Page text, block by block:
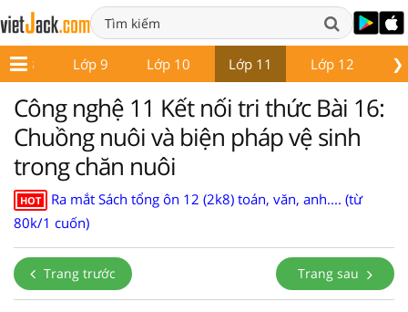
❯
Lớp 8 Lớp 9 Lớp 10 Lớp 11 Lớp 12
Công nghệ 11 Kết nối tri thức Bài 16:
Chuồng nuôi và biện pháp vệ sinh
trong chăn nuôi
HOT
Ra mắt Sách tổng ôn 12 (2k8) toán, văn, anh.... (từ
80k/1 cuốn)
Trang trước Trang sau